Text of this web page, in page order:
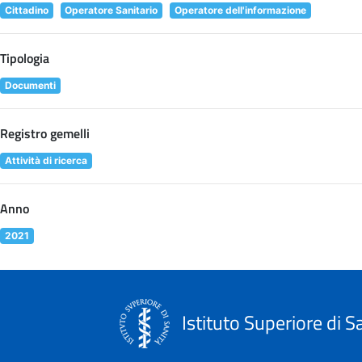
Cittadino Operatore Sanitario Operatore dell'informazione
Tipologia
Documenti
Registro gemelli
Attività di ricerca
Anno
2021
Istituto Superiore di